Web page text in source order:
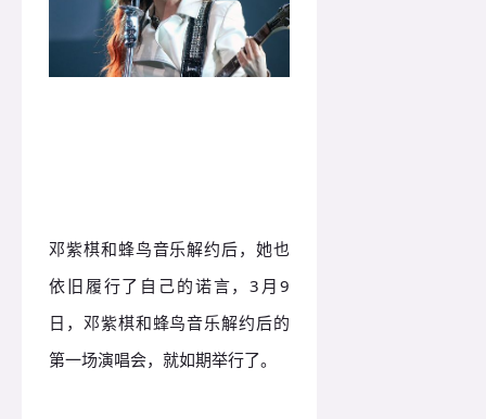
邓紫棋和蜂鸟音乐解约后，她也
依旧履行了自己的诺言，3月9
日，邓紫棋和蜂鸟音乐解约后的
第一场演唱会，就如期举行了。